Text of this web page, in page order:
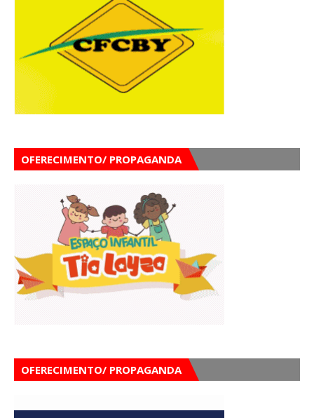
OFERECIMENTO/ PROPAGANDA
OFERECIMENTO/ PROPAGANDA